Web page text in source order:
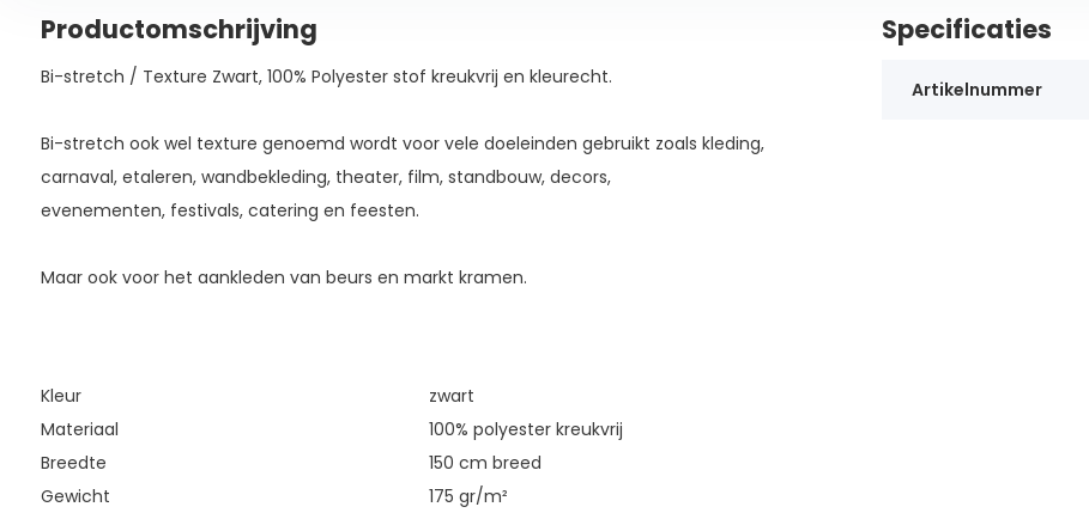
Productomschrijving
Bi-stretch / Texture Zwart, 100% Polyester stof kreukvrij en kleurecht.
Bi-stretch ook wel texture genoemd wordt voor vele doeleinden gebruikt zoals kleding,
carnaval, etaleren, wandbekleding, theater, film, standbouw, decors,
evenementen, festivals, catering en feesten.
Maar ook voor het aankleden van beurs en markt kramen.
Kleur
zwart
Materiaal
100% polyester kreukvrij
Breedte
150 cm breed
Gewicht
175 gr/m²
Specificaties
Artikelnummer